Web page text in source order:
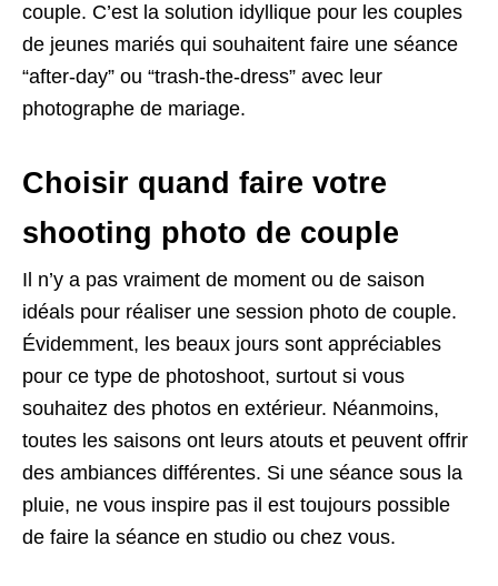
couple. C’est la solution idyllique pour les couples
de jeunes mariés qui souhaitent faire une séance
“after-day” ou “trash-the-dress” avec leur
photographe de mariage.
Choisir quand faire votre
shooting photo de couple
Il n’y a pas vraiment de moment ou de saison
idéals pour réaliser une session photo de couple.
Évidemment, les beaux jours sont appréciables
pour ce type de photoshoot, surtout si vous
souhaitez des photos en extérieur. Néanmoins,
toutes les saisons ont leurs atouts et peuvent offrir
des ambiances différentes. Si une séance sous la
pluie, ne vous inspire pas il est toujours possible
de faire la séance en studio ou chez vous.